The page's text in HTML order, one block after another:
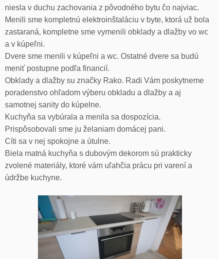
niesla v duchu zachovania z pôvodného bytu čo najviac.
Menili sme kompletnú elektroinštaláciu v byte, ktorá už bola
zastaraná, kompletne sme vymenili obklady a dlažby vo wc
a v kúpeľni.
Dvere sme menili v kúpeľni a wc. Ostatné dvere sa budú
meniť postupne podľa financií.
Obklady a dlažby su značky Rako. Radi Vám poskytneme
poradenstvo ohľadom výberu obkladu a dlažby a aj
samotnej sanity do kúpelne.
Kuchyňa sa vybúrala a menila sa dospozícia.
Prispôsobovali sme ju želaniam domácej pani.
Cíti sa v nej spokojne a útulne.
Biela matná kuchyňa s dubovým dekorom sú prakticky
zvolené materiály, ktoré vám uľahčia prácu pri varení a
údržbe kuchyne.